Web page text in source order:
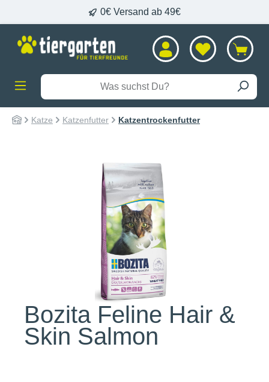
0€ Versand ab 49€
Katze Katzenfutter Katzentrockenfutter
Bildergalerie überspringen
Bozita Feline Hair &
Skin Salmon